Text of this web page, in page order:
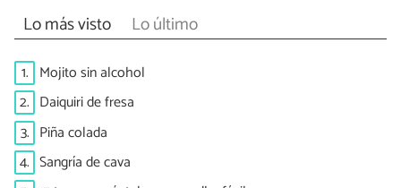
Lo más visto Lo último
1. Mojito sin alcohol
2. Daiquiri de fresa
3. Piña colada
4. Sangría de cava